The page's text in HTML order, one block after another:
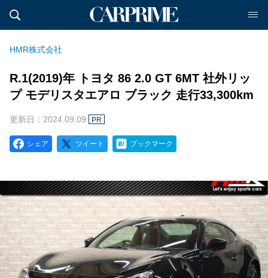
HMR株式会社
R.1(2019)年 トヨタ 86 2.0 GT 6MT 社外リッ
プ モデリスタエアロ ブラック 走行33,300km
更新日：2024.09.09 PR
シェア ツイート ブックマーク